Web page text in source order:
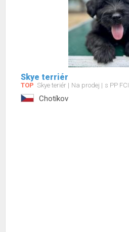
Skye terriér
TOP Skye teriér Na prodej s PP FCI
Chotíkov